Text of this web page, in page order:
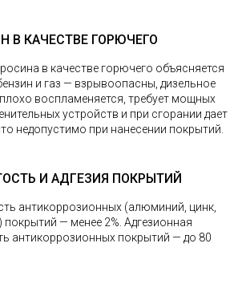
В КАЧЕСТВЕ ГОРЮЧЕГО
в качестве горючего объясняется
и газ — взрывоопасны, дизельное
воспламеняется, требует мощных
устройств и при сгорании дает
недопустимо при нанесении покрытий.
И АДГЕЗИЯ ПОКРЫТИЙ
антикоррозионных (алюминий, цинк,
покрытий — менее 2%. Адгезионная
антикоррозионных покрытий — до 80